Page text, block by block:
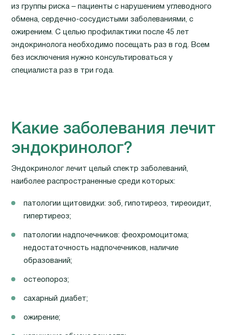
из группы риска – пациенты с нарушением углеводного
обмена, сердечно-сосудистыми заболеваниями, с
ожирением. С целью профилактики после 45 лет
эндокринолога необходимо посещать раз в год. Всем
без исключения нужно консультироваться у
специалиста раз в три года.
Какие заболевания лечит
эндокринолог?
Эндокринолог лечит целый спектр заболеваний,
наиболее распространенные среди которых:
патологии щитовидки: зоб, гипотиреоз, тиреоидит,
гипертиреоз;
патологии надпочечников: феохромоцитома;
недостаточность надпочечников, наличие
образований;
остеопороз;
сахарный диабет;
ожирение;